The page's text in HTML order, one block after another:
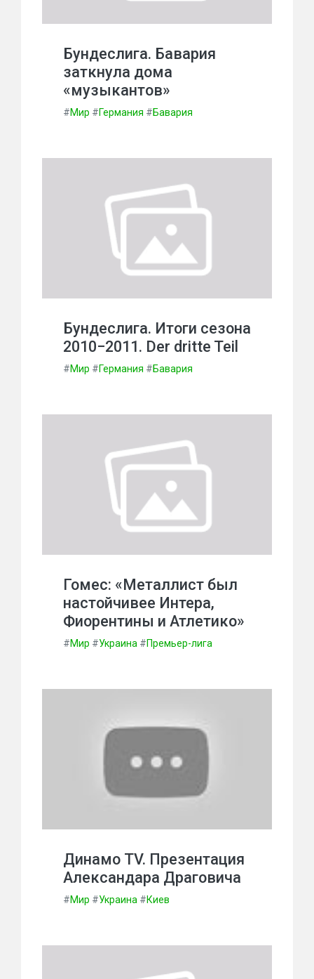
Бундеслига. Бавария
заткнула дома
«музыкантов»
#Мир #Германия #Бавария
Бундеслига. Итоги сезона
2010−2011. Der dritte Teil
#Мир #Германия #Бавария
Гомес: «Металлист был
настойчивее Интера,
Фиорентины и Атлетико»
#Мир #Украина #Премьер-лига
Динамо TV. Презентация
Александара Драговича
#Мир #Украина #Киев